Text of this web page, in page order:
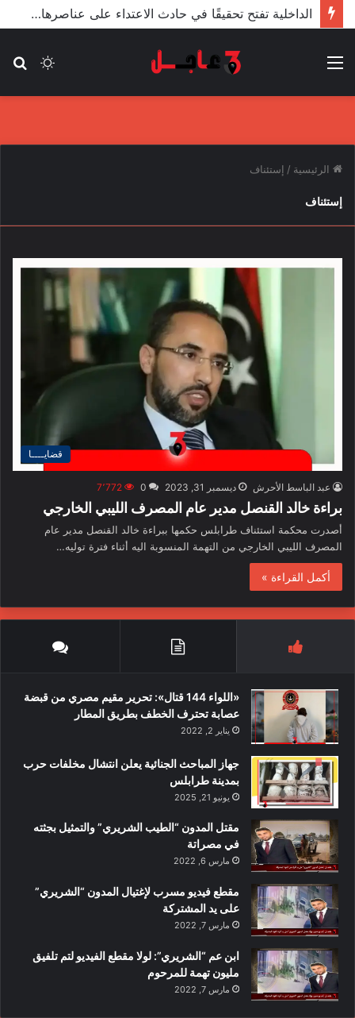
الداخلية تفتح تحقيقًا في حادث الاعتداء على عناصرها من قبل مندسين في المظاهرات
الوضع
الرئيسية / إستئناف
إستئناف
قضايــــا
عبد الباسط الأحرش ديسمبر 31, 2023 0 7٬772
براءة خالد القنصل مدير عام المصرف الليبي الخارجي
أصدرت محكمة استئناف طرابلس حكمها ببراءة خالد القنصل مدير عام
المصرف الليبي الخارجي من التهمة المنسوبة اليه أثناء فترة توليه…
أكمل القراءة »
«اللواء 144 قتال»: تحرير مقيم مصري من قبضة
عصابة تحترف الخطف بطريق المطار
يناير 2, 2022
جهاز المباحث الجنائية يعلن انتشال مخلفات حرب
بمدينة طرابلس
يونيو 21, 2025
مقتل المدون “الطيب الشريري” والتمثيل بجثته
في مصراتة
مارس 6, 2022
مقطع فيديو مسرب لإغتيال المدون “الشريري”
على يد المشتركة
مارس 7, 2022
ابن عم “الشريري”: لولا مقطع الفيديو لتم تلفيق
مليون تهمة للمرحوم
مارس 7, 2022